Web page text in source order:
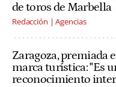
de toros de Marbella
Redacción | Agencias
Zaragoza, premiada
marca turística: "Es
reconocimiento